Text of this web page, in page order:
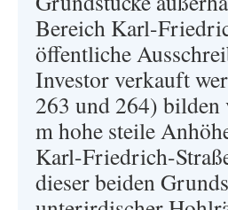
Bereich Karl-
öffentliche
Investor verkauft
263 und 264) bilden
m hohe steile
Karl-Friedrich-
dieser beiden